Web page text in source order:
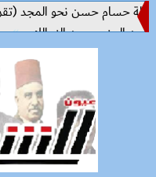
حسام حسن نحو المجد (تقرير)
رسميًا..